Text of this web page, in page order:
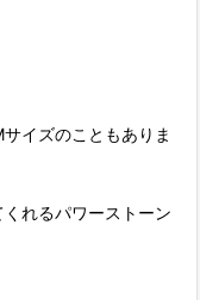
イズのこともありま
れるパワーストーン